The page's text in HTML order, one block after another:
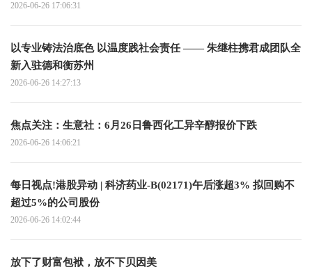
2026-06-26 17:06:31
以专业铸法治底色 以温度践社会责任 —— 朱继柱携君成团队全
新入驻德和衡苏州
2026-06-26 14:27:13
焦点关注：生意社：6月26日鲁西化工异辛醇报价下跌
2026-06-26 14:06:21
每日视点!港股异动 | 科济药业-B(02171)午后涨超3% 拟回购不
超过5%的公司股份
2026-06-26 14:02:44
放下了财富包袱，放不下贝因美